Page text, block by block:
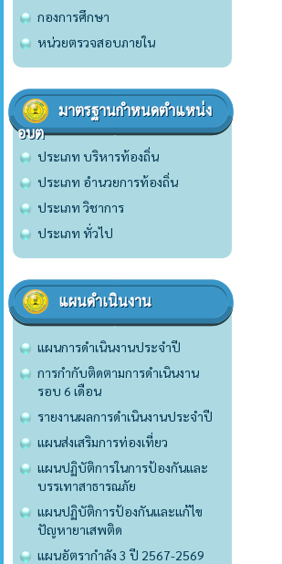
กองการศึกษา
หน่วยตรวจสอบภายใน
มาตรฐานกำหนดตำแหน่ง
อบต
ประเภท บริหารท้องถิ่น
ประเภท อำนวยการท้องถิ่น
ประเภท วิชาการ
ประเภท ทั่วไป
แผนดำเนินงาน
แผนการดำเนินงานประจำปี
การกำกับติดตามการดำเนินงาน
รอบ 6 เดือน
รายงานผลการดำเนินงานประจำปี
แผนส่งเสริมการท่องเที่ยว
แผนปฏิบัติการในการป้องกันและ
บรรเทาสาธารณภัย
แผนปฏิบัติการป้องกันและแก้ไข
ปัญหายาเสพติด
แผนอัตรากำลัง 3 ปี 2567-2569